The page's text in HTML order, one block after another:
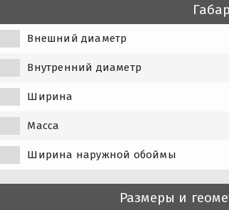
Внешний диаметр
Внутренний диаметр
Ширина
Масса
Ширина наружной обоймы
Размеры и